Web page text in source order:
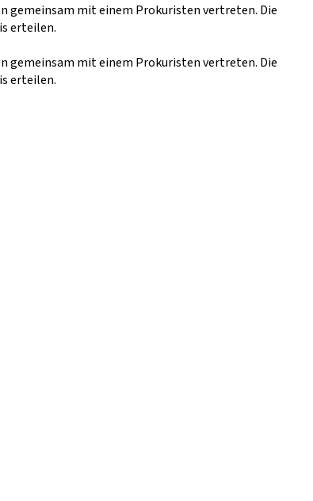
gemeinsam mit einem Prokuristen vertreten. Die
erteilen.
gemeinsam mit einem Prokuristen vertreten. Die
erteilen.